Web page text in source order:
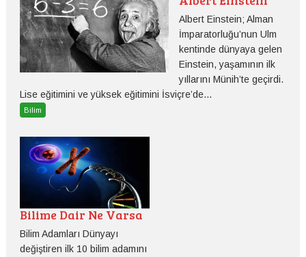
Albert Einstein; Alman
İmparatorluğu’nun Ulm
kentinde dünyaya gelen
Einstein, yaşamının ilk
yıllarını Münih’te geçirdi.
Lise eğitimini ve yüksek eğitimini İsviçre’de...
Bilim
Bilime Dair Ne Varsa
Bilim Adamları Dünyayı
değiştiren ilk 10 bilim adamını